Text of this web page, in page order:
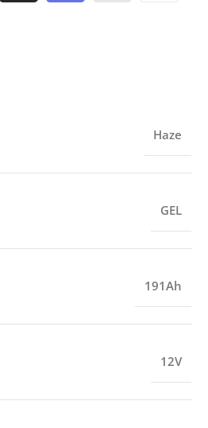
Haze
GEL
191Ah
12V